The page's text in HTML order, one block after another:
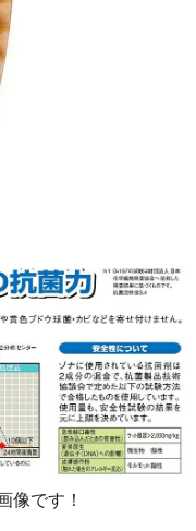
像です！